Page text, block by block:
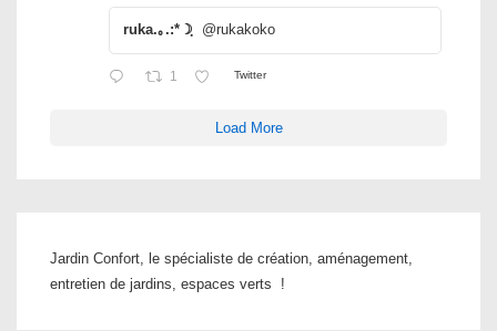
ruka.｡.:*☽ฺ @rukakoko
1 Twitter
Load More
Jardin Confort, le spécialiste de création, aménagement,
entretien de jardins, espaces verts !